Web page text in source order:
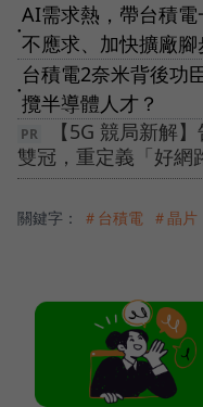
●
AI需求熱，帶台積
不應求、加快擴廠腳
●
台積電2奈米背後功
攬半導體人才？
【5G 競局新解
雙冠，重定義「好網
關鍵字： ＃台積電 ＃晶片